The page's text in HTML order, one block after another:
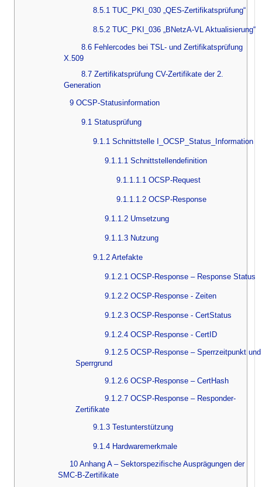
8.5.1 TUC_PKI_030 „QES-Zertifikatsprüfung“
8.5.2 TUC_PKI_036 „BNetzA-VL Aktualisierung“
8.6 Fehlercodes bei TSL- und Zertifikatsprüfung
X.509
8.7 Zertifikatsprüfung CV-Zertifikate der 2.
Generation
9 OCSP-Statusinformation
9.1 Statusprüfung
9.1.1 Schnittstelle I_OCSP_Status_Information
9.1.1.1 Schnittstellendefinition
9.1.1.1.1 OCSP-Request
9.1.1.1.2 OCSP-Response
9.1.1.2 Umsetzung
9.1.1.3 Nutzung
9.1.2 Artefakte
9.1.2.1 OCSP-Response – Response Status
9.1.2.2 OCSP-Response - Zeiten
9.1.2.3 OCSP-Response - CertStatus
9.1.2.4 OCSP-Response - CertID
9.1.2.5 OCSP-Response – Sperrzeitpunkt und
Sperrgrund
9.1.2.6 OCSP-Response – CertHash
9.1.2.7 OCSP-Response – Responder-
Zertifikate
9.1.3 Testunterstützung
9.1.4 Hardwaremerkmale
10 Anhang A – Sektorspezifische Ausprägungen der
SMC-B-Zertifikate